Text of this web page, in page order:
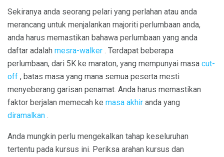
Sekiranya anda seorang pelari yang perlahan atau anda
merancang untuk menjalankan majoriti perlumbaan anda,
anda harus memastikan bahawa perlumbaan yang anda
daftar adalah mesra-walker . Terdapat beberapa
perlumbaan, dari 5K ke maraton, yang mempunyai masa cut-
off , batas masa yang mana semua peserta mesti
menyeberang garisan penamat. Anda harus memastikan
faktor berjalan memecah ke masa akhir anda yang
diramalkan .
Anda mungkin perlu mengekalkan tahap keseluruhan
tertentu pada kursus ini. Periksa arahan kursus dan